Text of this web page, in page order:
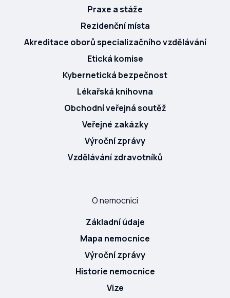
Praxe a stáže
Rezidenční místa
Akreditace oborů specializačního vzdělávání
Etická komise
Kybernetická bezpečnost
Lékařská knihovna
Obchodní veřejná soutěž
Veřejné zakázky
Výroční zprávy
Vzdělávání zdravotníků
O nemocnici
Základní údaje
Mapa nemocnice
Výroční zprávy
Historie nemocnice
Vize